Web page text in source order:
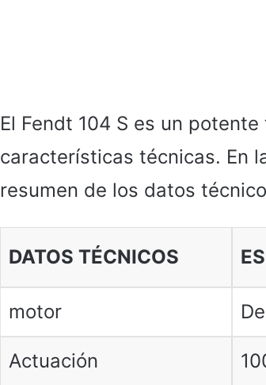
El Fendt 104 S es un
características técnicas. En
resumen de los datos
DATOS TÉCNICOS
motor
Actuación